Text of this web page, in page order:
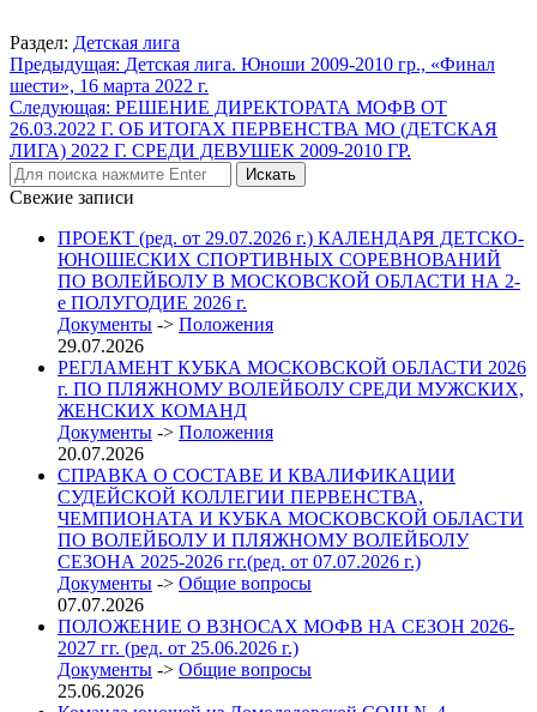
Раздел: Детская лига
Навигация
по
записям
Предыдущая: Детская лига. Юноши 2009-2010 гр., «Финал
шести», 16 марта 2022 г.
Следующая: РЕШЕНИЕ ДИРЕКТОРАТА МОФВ ОТ
26.03.2022 Г. ОБ ИТОГАХ ПЕРВЕНСТВА МО (ДЕТСКАЯ
ЛИГА) 2022 Г. СРЕДИ ДЕВУШЕК 2009-2010 ГР.
Свежие записи
ПРОЕКТ (ред. от 29.07.2026 г.) КАЛЕНДАРЯ ДЕТСКО-
ЮНОШЕСКИХ СПОРТИВНЫХ СОРЕВНОВАНИЙ
ПО ВОЛЕЙБОЛУ В МОСКОВСКОЙ ОБЛАСТИ НА 2-
е ПОЛУГОДИЕ 2026 г.
Документы -> Положения
29.07.2026
РЕГЛАМЕНТ КУБКА МОСКОВСКОЙ ОБЛАСТИ 2026
г. ПО ПЛЯЖНОМУ ВОЛЕЙБОЛУ СРЕДИ МУЖСКИХ,
ЖЕНСКИХ КОМАНД
Документы -> Положения
20.07.2026
СПРАВКА О СОСТАВЕ И КВАЛИФИКАЦИИ
СУДЕЙСКОЙ КОЛЛЕГИИ ПЕРВЕНСТВА,
ЧЕМПИОНАТА И КУБКА МОСКОВСКОЙ ОБЛАСТИ
ПО ВОЛЕЙБОЛУ И ПЛЯЖНОМУ ВОЛЕЙБОЛУ
СЕЗОНА 2025-2026 гг.(ред. от 07.07.2026 г.)
Документы -> Общие вопросы
07.07.2026
ПОЛОЖЕНИЕ О ВЗНОСАХ МОФВ НА СЕЗОН 2026-
2027 гг. (ред. от 25.06.2026 г.)
Документы -> Общие вопросы
25.06.2026